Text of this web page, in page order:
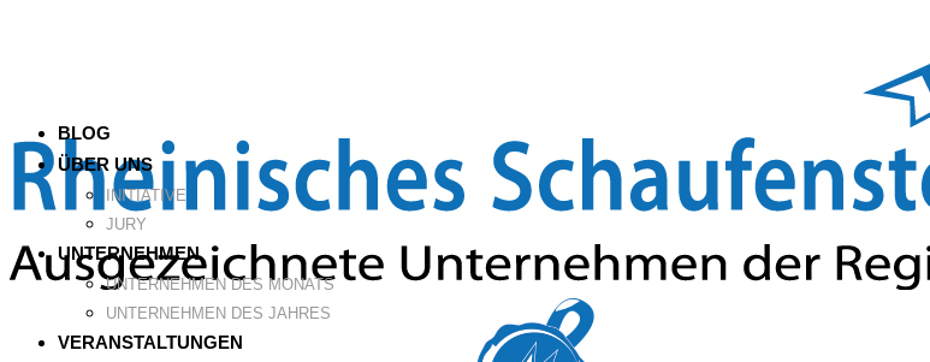
BLOG
ÜBER UNS
INITIATIVE
JURY
UNTERNEHMEN
UNTERNEHMEN DES MONATS
UNTERNEHMEN DES JAHRES
VERANSTALTUNGEN